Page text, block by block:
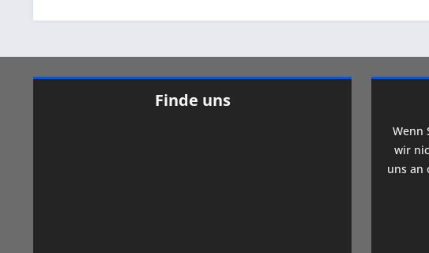
Finde uns
Wenn
wir
uns an